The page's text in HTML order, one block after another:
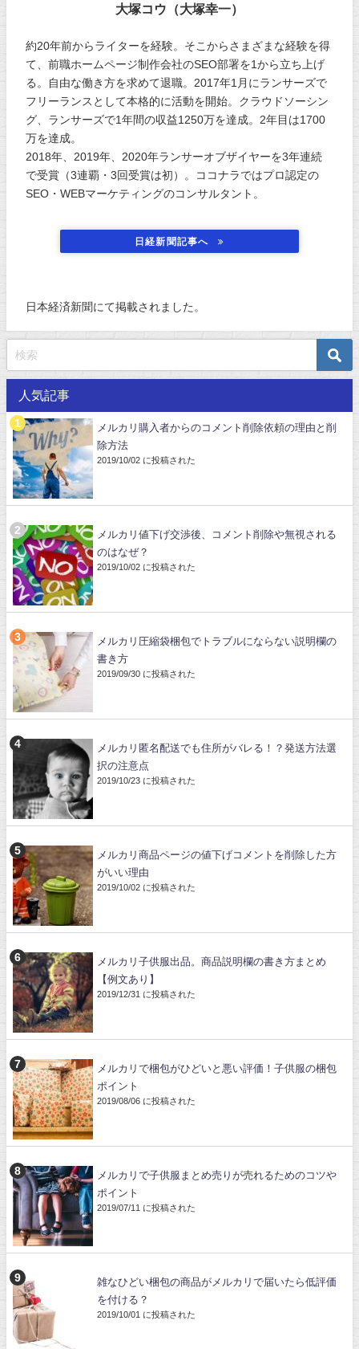
大塚コウ（大塚幸一）
約20年前からライターを経験。そこからさまざまな経験を得
て、前職ホームページ制作会社のSEO部署を1から立ち上げ
る。自由な働き方を求めて退職。2017年1月にランサーズで
フリーランスとして本格的に活動を開始。クラウドソーシン
グ、ランサーズで1年間の収益1250万を達成。2年目は1700
万を達成。
2018年、2019年、2020年ランサーオブザイヤーを3年連続
で受賞（3連覇・3回受賞は初）。ココナラではプロ認定の
SEO・WEBマーケティングのコンサルタント。
日経新聞記事へ
日本経済新聞にて掲載されました。
人気記事
メルカリ購入者からのコメント削除依頼の理由と削
除方法
2019/10/02 に投稿された
メルカリ値下げ交渉後、コメント削除や無視される
のはなぜ？
2019/10/02 に投稿された
メルカリ圧縮袋梱包でトラブルにならない説明欄の
書き方
2019/09/30 に投稿された
メルカリ匿名配送でも住所がバレる！？発送方法選
択の注意点
2019/10/23 に投稿された
メルカリ商品ページの値下げコメントを削除した方
がいい理由
2019/10/02 に投稿された
メルカリ子供服出品。商品説明欄の書き方まとめ
【例文あり】
2019/12/31 に投稿された
メルカリで梱包がひどいと悪い評価！子供服の梱包
ポイント
2019/08/06 に投稿された
メルカリで子供服まとめ売りが売れるためのコツや
ポイント
2019/07/11 に投稿された
雑なひどい梱包の商品がメルカリで届いたら低評価
を付ける？
2019/10/01 に投稿された